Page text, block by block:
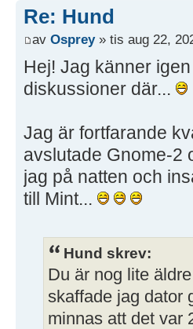
Re: Hund
av Osprey» tis aug 22,
Hej! Jag känner
diskussioner där...
Jag är fortfarande
avslutade Gnome-2
jag på natten och
till Mint...
Hund skrev:
Du är nog lite
skaffade jag dator
minnas att det var